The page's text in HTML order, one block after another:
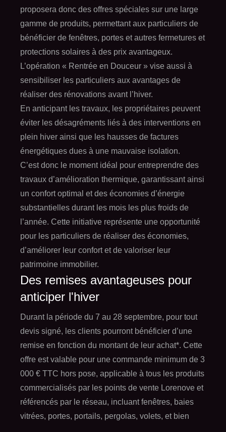
proposera donc des offres spéciales sur une large
gamme de produits, permettant aux particuliers de
bénéficier de fenêtres, portes et autres fermetures et
protections solaires à des prix avantageux.
L’opération « Rentrée en Douceur » vise aussi à
sensibiliser les particuliers aux avantages de
réaliser des rénovations avant l’hiver.
En anticipant les travaux, les propriétaires peuvent
éviter les désagréments liés à des interventions en
plein hiver ainsi que les hausses de factures
énergétiques dues à une mauvaise isolation.
C’est donc le moment idéal pour entreprendre des
travaux d’amélioration thermique, garantissant ainsi
un confort optimal et des économies d’énergie
substantielles durant les mois les plus froids de
l’année. Cette initiative représente une opportunité
pour les particuliers de réaliser des économies,
d’améliorer leur confort et de valoriser leur
patrimoine immobilier.
Des remises avantageuses pour
anticiper l'hiver
Durant la période du 7 au 28 septembre, pour tout
devis signé, les clients pourront bénéficier d’une
remise en fonction du montant de leur achat*. Cette
offre est valable pour une commande minimum de 3
000 € TTC hors pose, applicable à tous les produits
commercialisés par les points de vente Lorenove et
référencés par le réseau, incluant fenêtres, baies
vitrées, portes, portails, pergolas, volets, et bien